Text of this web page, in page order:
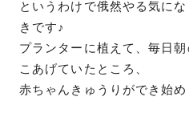
というわけで俄然やる気に
きです♪
プランターに植えて、毎日
こあげていたところ、
赤ちゃんきゅうりができ始め